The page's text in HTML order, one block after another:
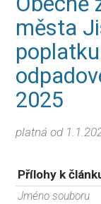
města
2025
platná od
Přílohy k
Jméno souboru